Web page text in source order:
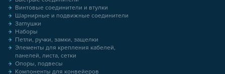
Винтовые соединители и втулки
Шарнирные и подвижные соединители
Заглушки
Наборы
Петли, ручки, замки, защелки
Элементы для крепления кабелей,
панелей, листа, сетки
Опоры, подвесы
Компоненты для конвейеров